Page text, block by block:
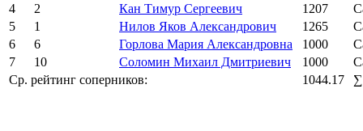
4
2 Кан Тимур Сергеевич 1207
5
1 Нилов Яков Александрович 1265
6
6 Горлова Мария Александровна 1000
7
10 Соломин Михаил Дмитриевич 1000
Ср. рейтинг соперников:
1044.17 ∑